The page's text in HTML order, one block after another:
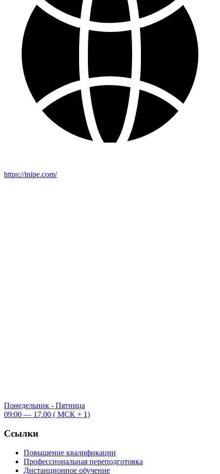
https://inipe.com/
Понедельник - Пятница
09:00 — 17.00 ( МСК + 1)
Ссылки
Повышение квалификации
Профессиональная переподготовка
Дистанционное обучение